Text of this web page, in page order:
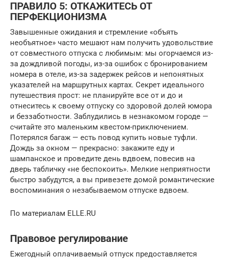
ПРАВИЛО 5: ОТКАЖИТЕСЬ ОТ
ПЕРФЕКЦИОНИЗМА
Завышенные ожидания и стремление «объять
необъятное» часто мешают нам получить удовольствие
от совместного отпуска с любимым: мы огорчаемся из-
за дождливой погоды, из-за ошибок с бронированием
номера в отеле, из-за задержек рейсов и непонятных
указателей на маршрутных картах. Секрет идеального
путешествия прост: не планируйте все от и до и
отнеситесь к своему отпуску со здоровой долей юмора
и беззаботности. Заблудились в незнакомом городе —
считайте это маленьким квестом-приключением.
Потерялся багаж — есть повод купить новые туфли.
Дождь за окном — прекрасно: закажите еду и
шампанское и проведите день вдвоем, повесив на
дверь табличку «не беспокоить». Мелкие неприятности
быстро забудутся, а вы привезете домой романтические
воспоминания о незабываемом отпуске вдвоем.
По материалам ELLE.RU
Правовое регулирование
Ежегодный оплачиваемый отпуск предоставляется